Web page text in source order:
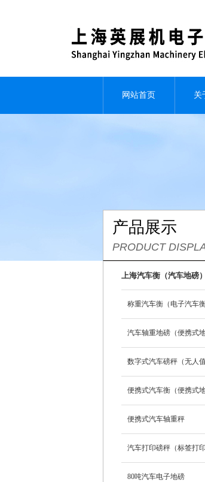
网站首页 关
产品展示
PRODUCT
上海汽车衡（汽车地磅
秤称重汽车衡（电子汽车衡
汽车轴重地磅（便携式地
数字式汽车磅秤（无人值
便携式汽车衡（便携式地
便携式汽车轴重秤
汽车打印磅秤（标签打印
80吨汽车电子地磅